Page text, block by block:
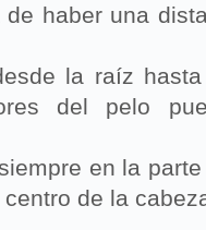
haber una
la raíz
del pelo
en la
de la